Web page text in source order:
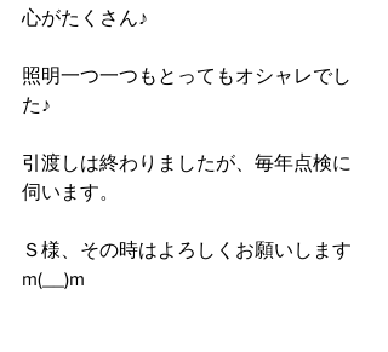
心がたくさん♪
照明一つ一つもとってもオシャレでし
た♪
引渡しは終わりましたが、毎年点検に
伺います。
Ｓ様、その時はよろしくお願いします
m(__)m